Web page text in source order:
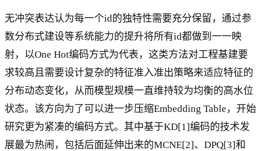
无冲突表达认为每一个id的独特性需要充分保留，通过参
数分布式建设等系统能力的提升将所有id都做到一一映
射，以One Hot编码方式为代表，这类方法对工程基建要
求较高且需要设计复杂的特征准入准出策略来适应特征的
分布动态变化，从而模型规模一直维持较为均衡的高水位
状态。该方向为了可以进一步压缩Embedding Table，开始
研究更为紧凑的编码方式。其中基于KD[1]编码的技术发
展最为热闹，包括后面延伸出来的MCNE[2]、DPQ[3]和